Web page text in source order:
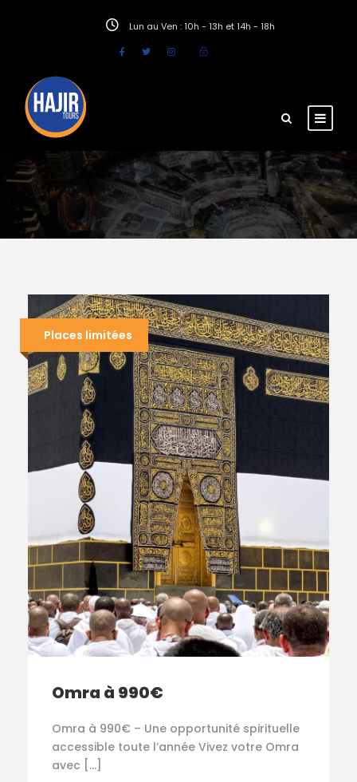
Lun au Ven : 10h - 13h et 14h - 18h
Places limitées
Omra à 990€
Omra à 990€ – Une opportunité spirituelle
accessible toute l’année Vivez votre Omra
avec […]